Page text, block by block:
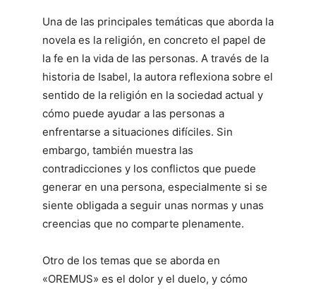
Una de las principales temáticas que aborda la
novela es la religión, en concreto el papel de
la fe en la vida de las personas. A través de la
historia de Isabel, la autora reflexiona sobre el
sentido de la religión en la sociedad actual y
cómo puede ayudar a las personas a
enfrentarse a situaciones difíciles. Sin
embargo, también muestra las
contradicciones y los conflictos que puede
generar en una persona, especialmente si se
siente obligada a seguir unas normas y unas
creencias que no comparte plenamente.
Otro de los temas que se aborda en
«OREMUS» es el dolor y el duelo, y cómo